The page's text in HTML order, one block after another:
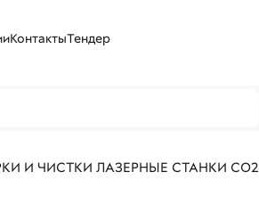
КонтактыТендер
И ЧИСТКИ ЛАЗЕРНЫЕ СТАНКИ СО2